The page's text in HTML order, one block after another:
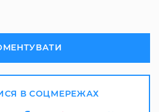
В СОЦМЕРЕЖАХ